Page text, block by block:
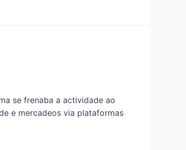
se frenaba a actividade ao
e mercadeos via plataformas